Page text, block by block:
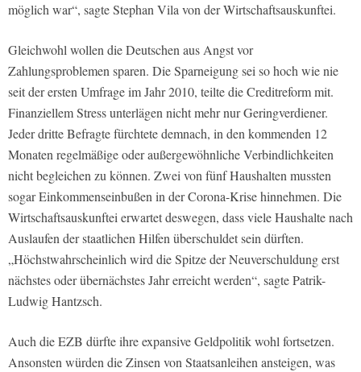
möglich war“, sagte Stephan Vila von der Wirtschaftsauskunftei.
Gleichwohl wollen die Deutschen aus Angst vor
Zahlungsproblemen sparen. Die Sparneigung sei so hoch wie nie
seit der ersten Umfrage im Jahr 2010, teilte die Creditreform mit.
Finanziellem Stress unterlägen nicht mehr nur Geringverdiener.
Jeder dritte Befragte fürchtete demnach, in den kommenden 12
Monaten regelmäßige oder außergewöhnliche Verbindlichkeiten
nicht begleichen zu können. Zwei von fünf Haushalten mussten
sogar Einkommenseinbußen in der Corona-Krise hinnehmen. Die
Wirtschaftsauskunftei erwartet deswegen, dass viele Haushalte nach
Auslaufen der staatlichen Hilfen überschuldet sein dürften.
„Höchstwahrscheinlich wird die Spitze der Neuverschuldung erst
nächstes oder übernächstes Jahr erreicht werden“, sagte Patrik-
Ludwig Hantzsch.
Auch die EZB dürfte ihre expansive Geldpolitik wohl fortsetzen.
Ansonsten würden die Zinsen von Staatsanleihen ansteigen, was